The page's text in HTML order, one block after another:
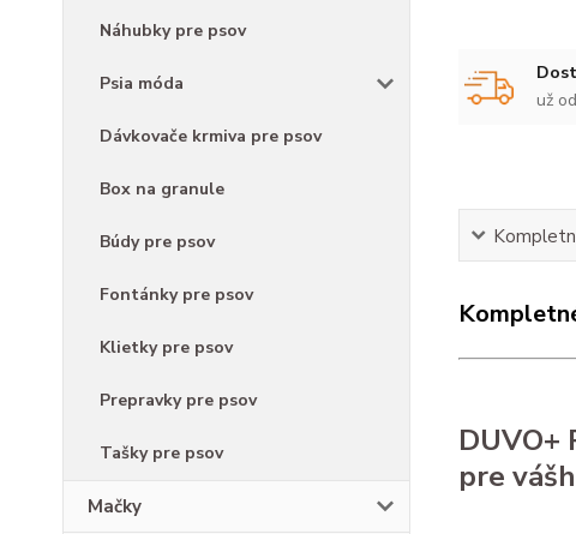
Náhubky pre psov
Psia móda
Dávkovače krmiva pre psov
Box na granule
Búdy pre psov
Fontánky pre psov
Klietky pre psov
Prepravky pre psov
Tašky pre psov
Mačky
už
DUVO+
pre